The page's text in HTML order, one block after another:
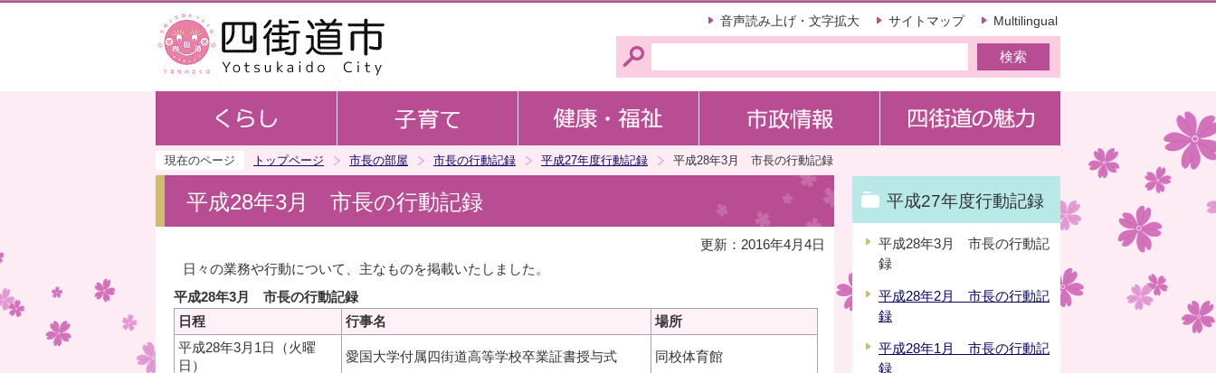
音声読み上げ・文字拡大 サイトマップ Multilingual
現在のページ トップページ 市長の部屋 市長の行動記録 平成27年度行動記録 平成28年3月 市長の行動記録
平成28年3月 市長の行動記録
更新：2016年4月4日
日々の業務や行動について、主なものを掲載いたしました。
平成28年3月 市長の行動記録
日程
行事名
場所
平成28年3月1日（火曜
日）
愛国大学付属四街道高等学校卒業証書授与式 同校体育館
平成27年度行動記録
平成28年3月 市長の行動記
録
平成28年2月 市長の行動記
録
平成28年1月 市長の行動記
録